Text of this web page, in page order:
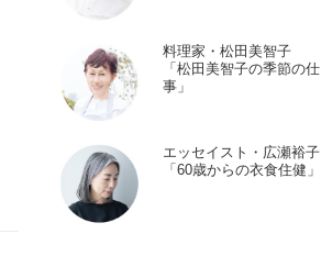
料理家・松田美智子
「松田美智子の季節の仕
事」
エッセイスト・広瀬裕子
「60歳からの衣食住健」